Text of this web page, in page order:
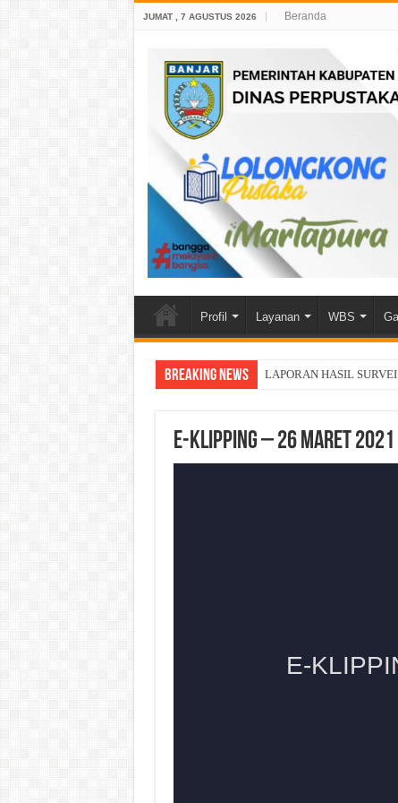
JUMAT , 7 AGUSTUS 2026 Beranda
Profil Layanan WBS
Breaking News LAPORAN HASIL
E-KLIPPING – 26 Maret 2021